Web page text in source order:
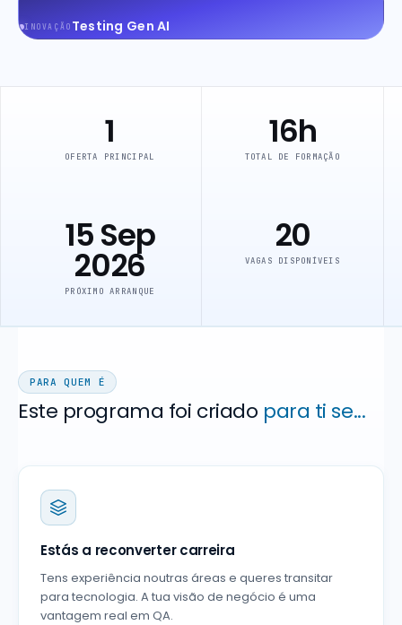
INOVAÇÃO Testing Gen AI
1
OFERTA PRINCIPAL
16h
TOTAL DE FORMAÇÃO
15 Sep
2026
PRÓXIMO ARRANQUE
20
VAGAS DISPONÍVEIS
PARA QUEM É
Este programa foi criado para ti se...
Estás a reconverter carreira
Tens experiência noutras áreas e queres transitar
para tecnologia. A tua visão de negócio é uma
vantagem real em QA.